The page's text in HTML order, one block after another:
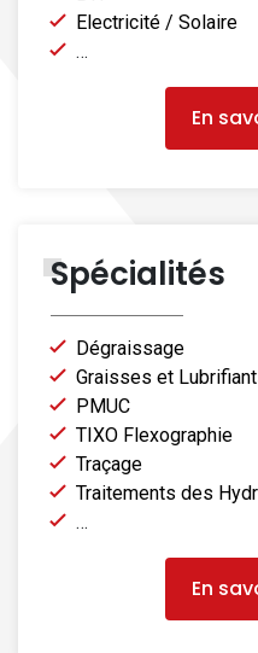
Electricité / Solaire
…
En
Spécialités
Dégraissage
Graisses et
PMUC
TIXO Flexographie
Traçage
Traitements des
…
En